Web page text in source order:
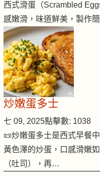
西式滑蛋（Scrambled
感嫩滑，味道鮮美，製作
炒嫩蛋多士
七 09, 2025點擊數: 1038
📜炒嫩蛋多士是西式早餐
黃色澤的炒蛋，口感滑嫩
（吐司），再…